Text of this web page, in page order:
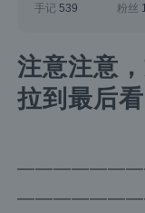
手记539 粉丝
注意注意
拉到最后看